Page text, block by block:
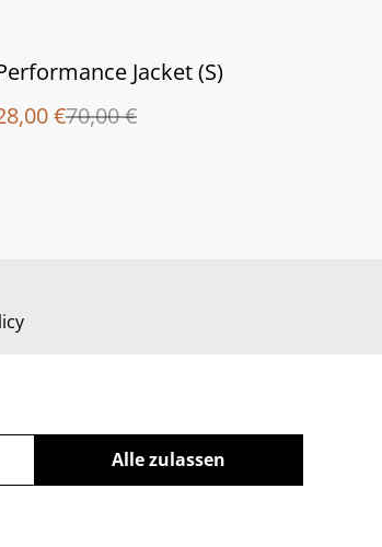
%
Jacket (S)
€70,00 €
Alle zulassen